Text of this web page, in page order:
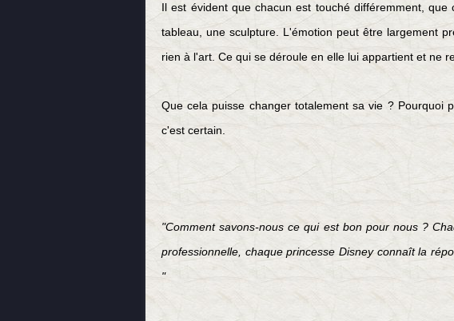
Il est évident que chacun est touché différemment,
tableau, une sculpture. L'émotion peut être largement
rien à l'art. Ce qui se déroule en elle lui appartient et ne
Que cela puisse changer totalement sa vie ? Pourquoi
c'est certain.
"Comment savons-nous ce qui est bon pour nous ?
professionnelle, chaque princesse Disney connaît la
"